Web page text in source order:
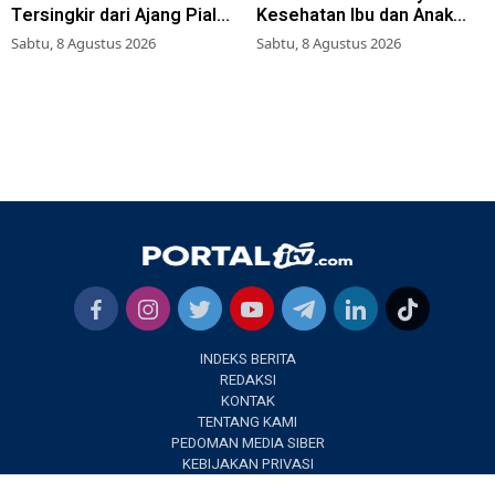
Tersingkir dari Ajang Piala
AFF 2026
Sabtu, 8 Agustus 2026
Kesehatan Ibu dan Anak
Lewat Program Desa
Brilian 1000 HPK
Sabtu, 8 Agustus 2026
INDEKS BERITA
REDAKSI
KONTAK
TENTANG KAMI
PEDOMAN MEDIA SIBER
KEBIJAKAN PRIVASI